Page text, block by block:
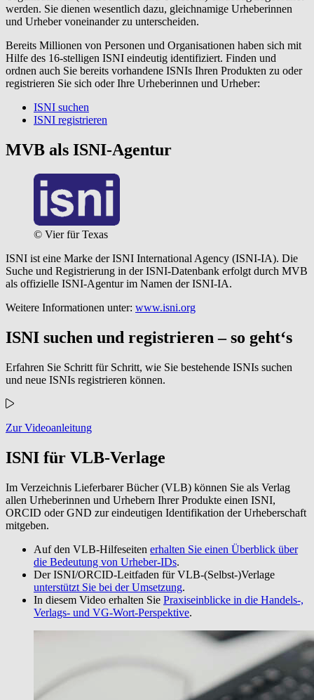
werden. Sie dienen wesentlich dazu, gleichnamige Urheberinnen
und Urheber voneinander zu unterscheiden.
Bereits Millionen von Personen und Organisationen haben sich mit
Hilfe des 16-stelligen ISNI eindeutig identifiziert. Finden und
ordnen auch Sie bereits vorhandene ISNIs Ihren Produkten zu oder
registrieren Sie sich oder Ihre Urheberinnen und Urheber:
ISNI suchen
ISNI registrieren
MVB als ISNI-Agentur
© Vier für Texas
ISNI ist eine Marke der ISNI International Agency (ISNI-IA). Die
Suche und Registrierung in der ISNI-Datenbank erfolgt durch MVB
als offizielle ISNI-Agentur im Namen der ISNI-IA.
Weitere Informationen unter: www.isni.org
ISNI suchen und registrieren – so geht‘s
Erfahren Sie Schritt für Schritt, wie Sie bestehende ISNIs suchen
und neue ISNIs registrieren können.
Zur Videoanleitung
ISNI für VLB-Verlage
Im Verzeichnis Lieferbarer Bücher (VLB) können Sie als Verlag
allen Urheberinnen und Urhebern Ihrer Produkte einen ISNI,
ORCID oder GND zur eindeutigen Identifikation der Urheberschaft
mitgeben.
Auf den VLB-Hilfeseiten erhalten Sie einen Überblick über
die Bedeutung von Urheber-IDs.
Der ISNI/ORCID-Leitfaden für VLB-(Selbst-)Verlage
unterstützt Sie bei der Umsetzung.
In diesem Video erhalten Sie Praxiseinblicke in die Handels-,
Verlags- und VG-Wort-Perspektive.